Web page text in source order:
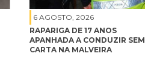
6 AGOSTO, 2026
RAPARIGA DE 17 ANOS
APANHADA A CONDUZIR SEM
CARTA NA MALVEIRA